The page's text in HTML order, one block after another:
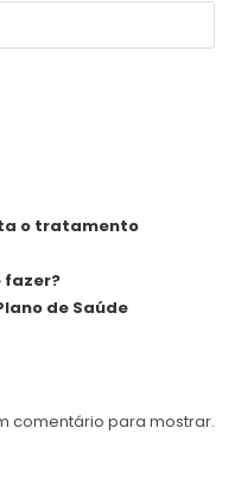
o tratamento
fazer?
de Saúde
comentário para mostrar.